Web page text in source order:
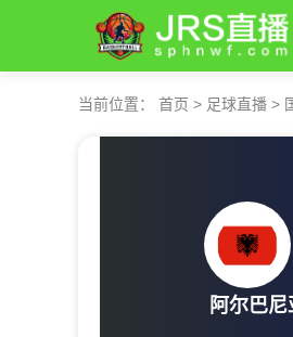
当前位置： 首页 > 足球直播 >
阿尔巴尼